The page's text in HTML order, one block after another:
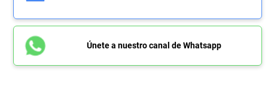
Únete a nuestro canal de Whatsapp